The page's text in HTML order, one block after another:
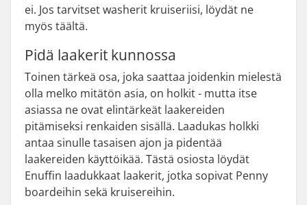
ei. Jos tarvitset washerit kruiseriisi, löydät ne
myös täältä.
Pidä laakerit kunnossa
Toinen tärkeä osa, joka saattaa joidenkin mielestä
olla melko mitätön asia, on holkit - mutta itse
asiassa ne ovat elintärkeät laakereiden
pitämiseksi renkaiden sisällä. Laadukas holkki
antaa sinulle tasaisen ajon ja pidentää
laakereiden käyttöikää. Tästä osiosta löydät
Enuffin laadukkaat laakerit, jotka sopivat Penny
boardeihin sekä kruisereihin.